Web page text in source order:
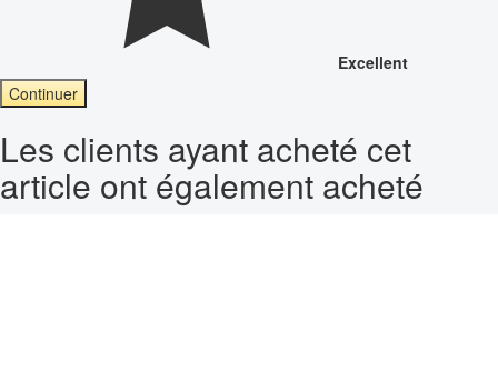
Excellent
Continuer
Les clients ayant acheté cet
article ont également acheté